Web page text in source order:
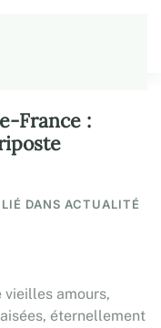
France :
DANS ACTUALITÉ
vieilles amours,
éternellement